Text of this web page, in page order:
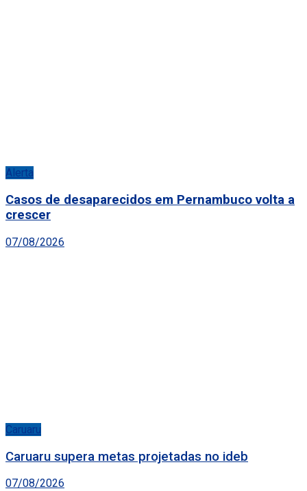
Alerta
Casos de desaparecidos em Pernambuco volta a
crescer
07/08/2026
Caruaru
Caruaru supera metas projetadas no ideb
07/08/2026